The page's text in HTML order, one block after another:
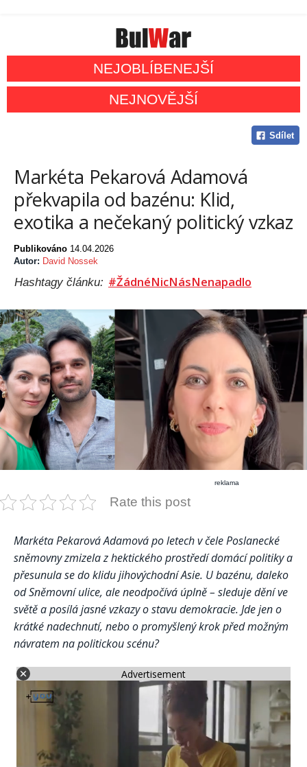
NEJOBLÍBENEJŠÍ
NEJNOVĚJŠÍ
Sdílet
Markéta Pekarová Adamová
překvapila od bazénu: Klid,
exotika a nečekaný politický vzkaz
Publikováno 14.04.2026
Autor: David Nossek
Hashtagy článku: #ŽádnéNicNásNenapadlo
reklama
Rate this post
Markéta Pekarová Adamová po letech v čele Poslanecké
sněmovny zmizela z hektického prostředí domácí politiky a
přesunula se do klidu jihovýchodní Asie. U bazénu, daleko
od Sněmovní ulice, ale neodpočívá úplně – sleduje dění ve
světě a posílá jasné vzkazy o stavu demokracie. Jde jen o
krátké nadechnutí, nebo o promyšlený krok před možným
návratem na politickou scénu?
Advertisement